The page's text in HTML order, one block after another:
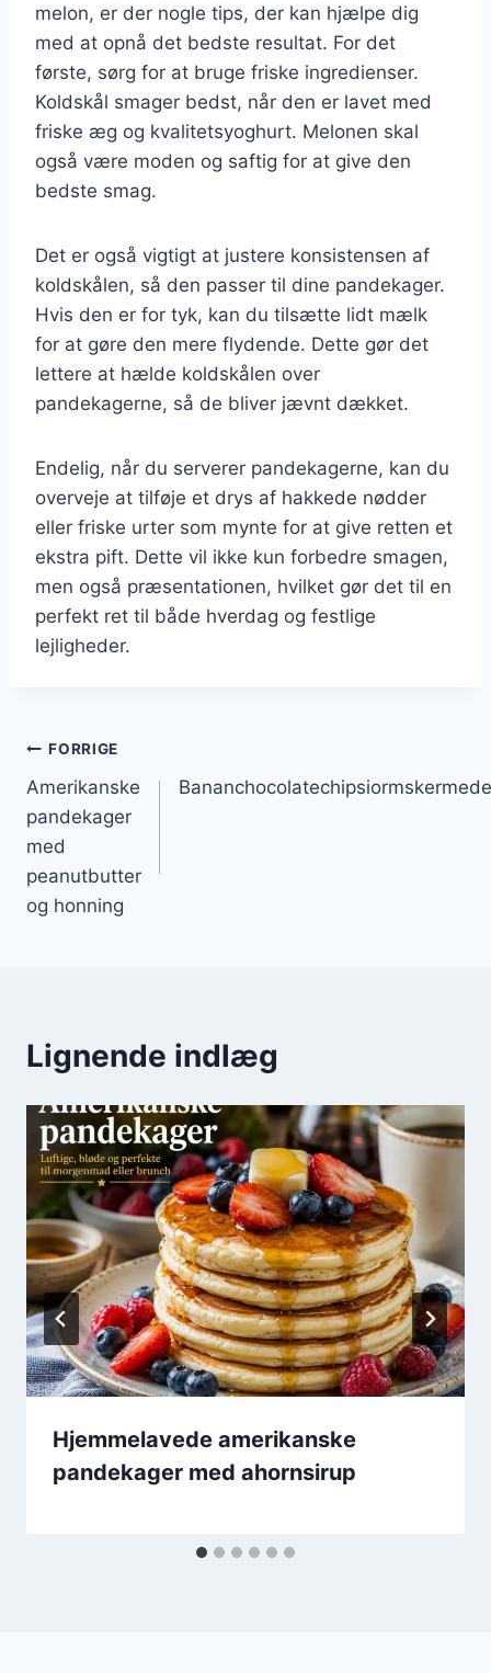
melon, er der nogle tips, der kan hjælpe dig
med at opnå det bedste resultat. For det
første, sørg for at bruge friske ingredienser.
Koldskål smager bedst, når den er lavet med
friske æg og kvalitetsyoghurt. Melonen skal
også være moden og saftig for at give den
bedste smag.
Det er også vigtigt at justere konsistensen af
koldskålen, så den passer til dine pandekager.
Hvis den er for tyk, kan du tilsætte lidt mælk
for at gøre den mere flydende. Dette gør det
lettere at hælde koldskålen over
pandekagerne, så de bliver jævnt dækket.
Endelig, når du serverer pandekagerne, kan du
overveje at tilføje et drys af hakkede nødder
eller friske urter som mynte for at give retten et
ekstra pift. Dette vil ikke kun forbedre smagen,
men også præsentationen, hvilket gør det til en
perfekt ret til både hverdag og festlige
lejligheder.
Indlægsnavigation
FORRIGE
Amerikanske
pandekager
med
peanutbutter
og honning
Lignende indlæg
Hjemmelavede amerikanske
pandekager med ahornsirup